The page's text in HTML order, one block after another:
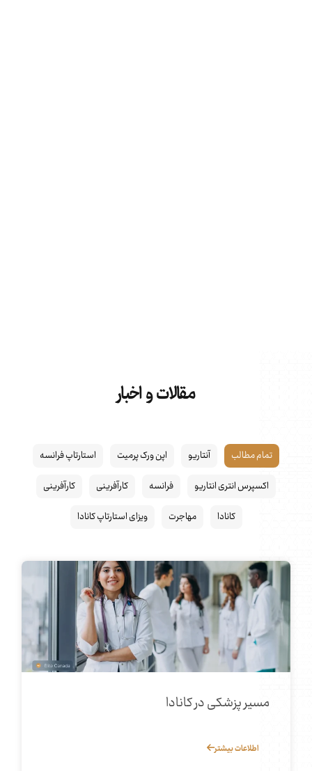
مقالات و اخبار
تمام مطالب آنتاریو اپن ورک پرمیت
استارتاپ فرانسه
اکسپرس انتری انتاریو
فرانسه کارآفرینی
کارآفرینی
کانادا
مهاجرت ویزای استارتاپ کانادا
مسیر پزشکی در کانادا
اطلاعات بیشتر